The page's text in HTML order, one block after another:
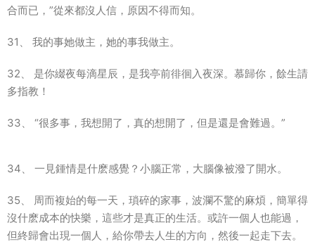
合而已，”從來都沒人信，原因不得而知。
31、 我的事她做主，她的事我做主。
32、 是你綴夜每滴星辰，是我亭前徘徊入夜深。慕歸你，餘生請
多指教！
33、 “很多事，我想開了，真的想開了，但是還是會難過。”
34、 一見鍾情是什麽感覺？小腦正常，大腦像被潑了開水。
35、 周而複始的每一天，瑣碎的家事，波瀾不驚的麻煩，簡單得
沒什麽成本的快樂，這些才是真正的生活。或許一個人也能過，
但終歸會出現一個人，給你帶去人生的方向，然後一起走下去。